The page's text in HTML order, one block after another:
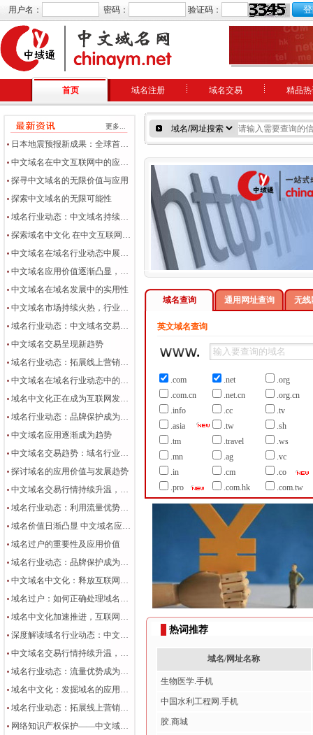
用户名： 密码： 验证码：
首页 域名注册 域名交易 精品
更多...
日本地震预报新成果：全球首发JCERI指数来了
中文域名在中文互联网中的应用与普及
探寻中文域名的无限价值与应用
探索中文域名的无限可能性
域名行业动态：中文域名持续走俏，品牌保护成交易热点
探索域名中文化 在中文互联网时代的影响
中文域名在域名行业动态中展现流量优势，助力企业拓展线上营销
中文域名应用价值逐渐凸显，助力中文域名普及
中文域名在域名发展中的实用性
中文域名市场持续火热，行业动态可期
域名行业动态：中文域名交易行情持续上涨，助力企业拓展线上营销
中文域名交易呈现新趋势
域名行业动态：拓展线上营销与网络知识产权保护
中文域名在域名行业动态中的流量优势与品牌保护价值
域名中文化正在成为互联网发展的新趋势
域名行业动态：品牌保护成为热点关注
中文域名应用逐渐成为趋势
中文域名交易趋势：域名行业动态分析
探讨域名的应用价值与发展趋势
中文域名交易行情持续升温，网络知识产权保护备受关注
域名行业动态：利用流量优势拓展线上营销
域名价值日渐凸显 中文域名应用方兴未艾
域名过户的重要性及应用价值
域名行业动态：品牌保护成为企业拓展线上营销的焦点
中文域名中文化：释放互联网应用新潜力
域名过户：如何正确处理域名所有权转移
域名中文化加速推进，互联网技术助力域名行业发展
深度解读域名行业动态：中文域名交易行情持续走高，网络知识产权保护备受关注
中文域名交易行情持续升温，拓展线上营销效果显著
域名行业动态：流量优势成为域名交易趋势，品牌保护需加强
域名中文化：发掘域名的应用价值
域名行业动态：拓展线上营销的新趋势
网络知识产权保护——中文域名成为域名行业的热点话题
域名查询 通用网址查询 无线
英文域名查询
.com .net
.org
.com.cn
.net.cn
.org.cn
.info
.cc
.tv
.asia
.tw
.sh
.tm
.travel
.ws
.mn
.ag
.vc
.in
.cm
.co
.pro
.com.hk .com.tw
热词推荐
域名/网址名称
生物医学.手机
中国水利工程网.手机
胶.商城